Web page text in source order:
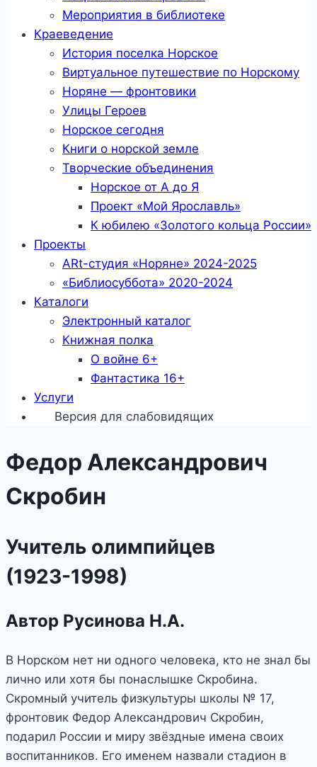
Мероприятия в библиотеке
Краеведение
История поселка Норское
Виртуальное путешествие по Норскому
Норяне — фронтовики
Улицы Героев
Норское сегодня
Книги о норской земле
Творческие объединения
Норское от А до Я
Проект «Мой Ярославль»
К юбилею «Золотого кольца России»
Проекты
ARt-студия «Норяне» 2024-2025
«Библиосуббота» 2020-2024
Каталоги
Электронный каталог
Книжная полка
О войне 6+
Фантастика 16+
Услуги
Версия для слабовидящих
Федор Александрович
Скробин
Учитель олимпийцев
(1923-1998)
Автор Русинова Н.А.
В Норском нет ни одного человека, кто не знал бы
лично или хотя бы понаслышке Скробина.
Скромный учитель физкультуры школы № 17,
фронтовик Федор Александрович Скробин,
подарил России и миру звёздные имена своих
воспитанников. Его именем назвали стадион в